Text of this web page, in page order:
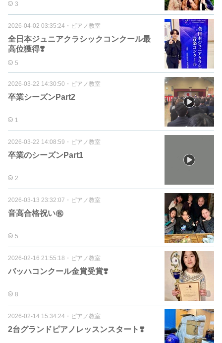
3
2026-04-02 03:35:24 ・ ピアノ教室
全日本ジュニアクラシックコンクール最
高位獲得❣️
5
2026-03-22 14:30:50 ・ ピアノ教室
卒業シーズンPart2
1
2026-03-22 14:08:59 ・ ピアノ教室
卒業のシーズンPart1
2
2026-03-13 23:32:07 ・ ピアノ教室
音高合格祝い㊗️
5
2026-02-16 21:55:18 ・ ピアノ教室
バッハコンクール金賞受賞❣️
8
2026-02-14 15:34:24 ・ ピアノ教室
2台グランドピアノレッスンスタート❣️